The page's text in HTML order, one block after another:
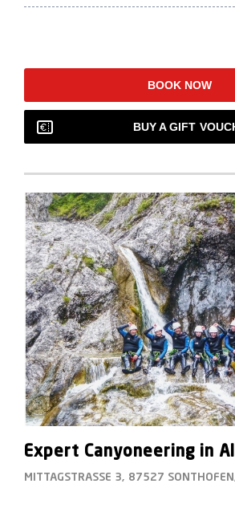
BOOK NOW
BUY A GIFT
Expert Canyoneering in
MITTAGSTRASSE 3, 87527